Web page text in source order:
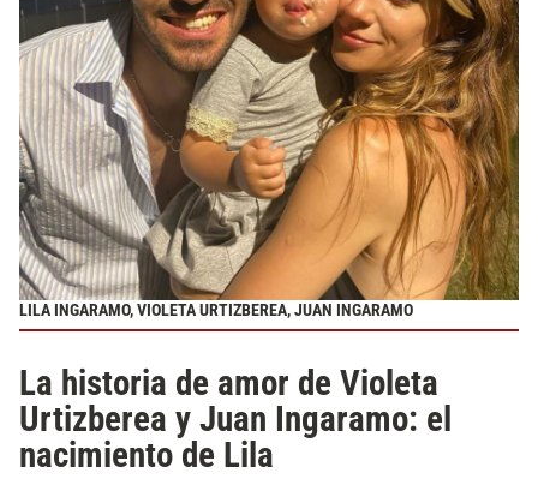
LILA INGARAMO, VIOLETA URTIZBEREA, JUAN INGARAMO
La historia de amor de Violeta
Urtizberea y Juan Ingaramo: el
nacimiento de Lila